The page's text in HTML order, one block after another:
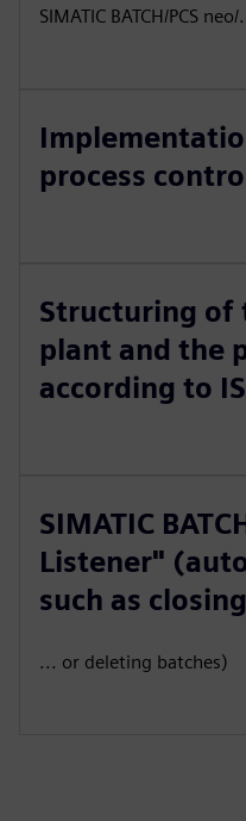
SIMATIC BATCH/PCS
process
Structuring of
plant and the
according to
SIMATIC
Listener"
such as
... or deleting batches)